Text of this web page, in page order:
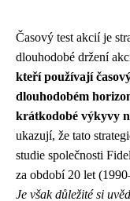
Časový test akcií je
dlouhodobé držení
kteří používají
dlouhodobém
krátkodobé výkyvy
ukazují, že tato
studie společnosti
za období 20 let
Je však důležité si